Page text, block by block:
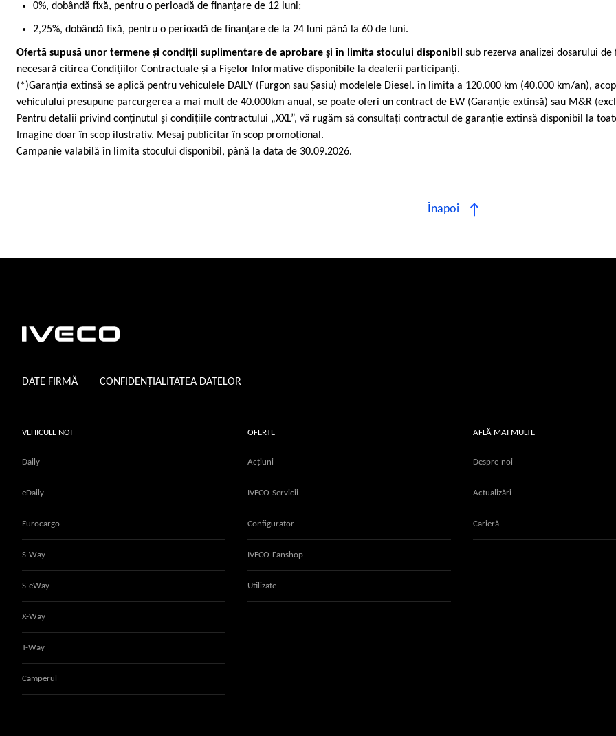
0%, dobândă fixă, pentru o perioadă de finanțare de 12 luni;
2,25%, dobândă fixă, pentru o perioadă de finanțare de la 24 luni până la 60 de luni.
Ofertă supusă unor termene și condiții suplimentare de aprobare și în limita stocului disponibil sub rezerva analizei dosarului
necesară citirea Condițiilor Contractuale și a Fișelor Informative disponibile la dealerii participanți.
(*)Garanția extinsă se aplică pentru vehiculele DAILY (Furgon sau Șasiu) modelele Diesel. în limita a 120.000 km (40.000 km/an),
vehiculului presupune parcurgerea a mai mult de 40.000km anual, se poate oferi un contract de EW (Garanție extinsă) sau M&R
Pentru detalii privind conținutul și condițiile contractului „XXL”, vă rugăm să consultați contractul de garanție extinsă disponibil la
Imagine doar în scop ilustrativ. Mesaj publicitar în scop promoțional.
Campanie valabilă în limita stocului disponibil, până la data de 30.09.2026.
Înapoi
DATE FIRMĂ CONFIDENȚIALITATEA DATELOR
VEHICULE NOI
Daily
eDaily
Eurocargo
S-Way
S-eWay
X-Way
T-Way
Camperul
OFERTE
Acțiuni
IVECO-Servicii
Configurator
IVECO-Fanshop
Utilizate
AFLĂ MAI MULTE
Despre-noi
Actualizări
Carieră